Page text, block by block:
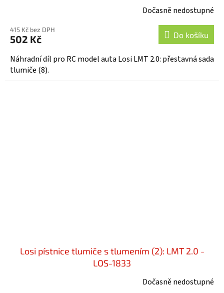
Dočasně nedostupné
415 Kč bez DPH
502 Kč Do košíku
Náhradní díl pro RC model auta Losi LMT 2.0: přestavná sada
tlumiče (8).
Losi pístnice tlumiče s tlumením (2): LMT 2.0 -
LOS-1833
Dočasně nedostupné